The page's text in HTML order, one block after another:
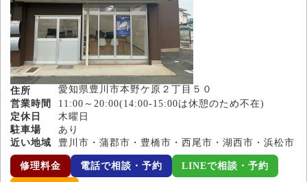
住所
愛知県豊川市本野ケ原２丁目５０
営業時間
11:00～20:00(14:00-15:00は休憩のため不在)
定休日
木曜日
駐車場
あり
近い地域
豊川市・蒲郡市・豊橋市・西尾市・湖西市・浜松市
修理料金 電話で相談・予約 LINEで相談・予約